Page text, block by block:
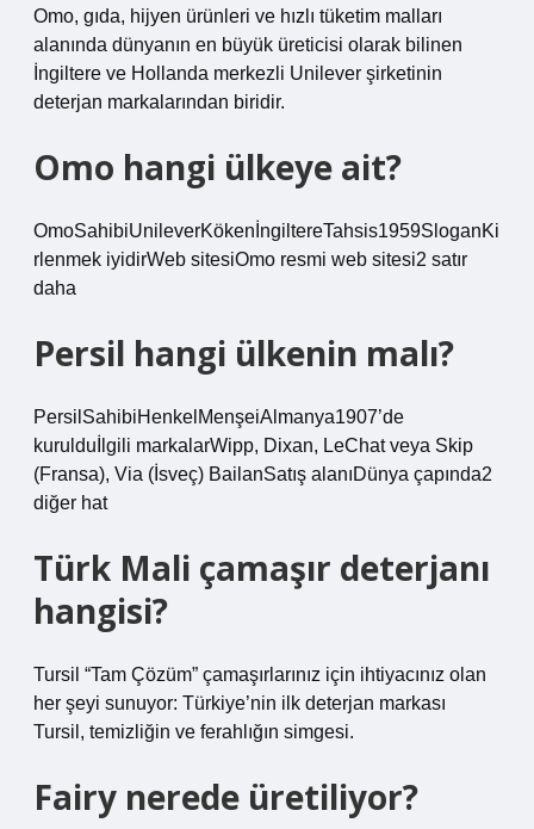
Omo, gıda, hijyen ürünleri ve hızlı tüketim malları
alanında dünyanın en büyük üreticisi olarak bilinen
İngiltere ve Hollanda merkezli Unilever şirketinin
deterjan markalarından biridir.
Omo hangi ülkeye ait?
OmoSahibiUnileverKökenİngiltereTahsis1959SloganKi
rlenmek iyidirWeb sitesiOmo resmi web sitesi2 satır
daha
Persil hangi ülkenin malı?
PersilSahibiHenkelMenşeiAlmanya1907’de
kurulduİlgili markalarWipp, Dixan, LeChat veya Skip
(Fransa), Via (İsveç) BailanSatış alanıDünya çapında2
diğer hat
Türk Mali çamaşır deterjanı
hangisi?
Tursil “Tam Çözüm” çamaşırlarınız için ihtiyacınız olan
her şeyi sunuyor: Türkiye’nin ilk deterjan markası
Tursil, temizliğin ve ferahlığın simgesi.
Fairy nerede üretiliyor?